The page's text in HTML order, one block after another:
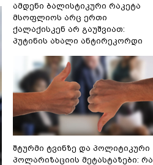
ამდენი ბალისტიკური რაკეტა
მსოფლიოს არც ერთი
ქალაქისკენ არ გაუშვიათ:
პუტინის ახალი ანტირეკორდი
შტურმი ტვინზე და პოლიტიკური
პოლარიზაციის მეტასტაზები: რა